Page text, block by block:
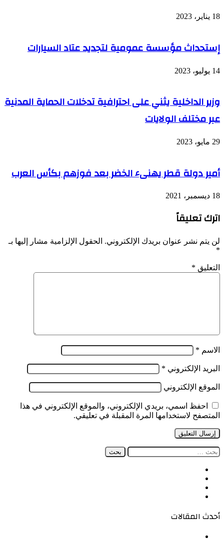
18 يناير، 2023
إستحداث مؤسسة عمومية لتجديد عتاد السيارات
14 يوليو، 2023
وزير الداخلية يثني على احترافية تدخلات الحماية المدنية
عبر مختلف الولايات
29 مايو، 2023
أمير دولة قطر يهنىء الخضر بعد فوزهم بكأس العرب
18 ديسمبر، 2021
اترك تعليقاً
لن يتم نشر عنوان بريدك الإلكتروني. الحقول الإلزامية مشار إليها بـ
*
التعليق *
الاسم *
البريد الإلكتروني *
الموقع الإلكتروني
احفظ اسمي، بريدي الإلكتروني، والموقع الإلكتروني في هذا
المتصفح لاستخدامها المرة المقبلة في تعليقي.
البحث
أحدث المقالات